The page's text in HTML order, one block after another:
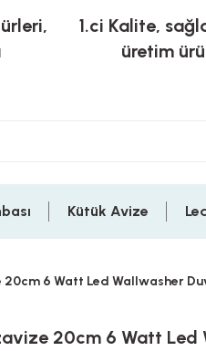
1.ci Kalite,
üretim
Kütük Avize
6 Watt Led Wallwasher
20cm 6 Watt Led